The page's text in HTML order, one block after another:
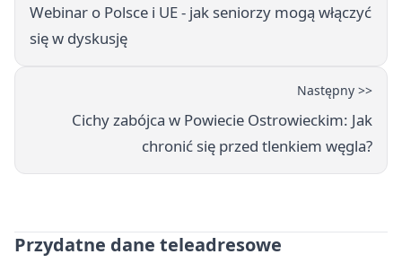
Webinar o Polsce i UE - jak seniorzy mogą włączyć
się w dyskusję
Następny >>
Cichy zabójca w Powiecie Ostrowieckim: Jak
chronić się przed tlenkiem węgla?
Przydatne dane teleadresowe